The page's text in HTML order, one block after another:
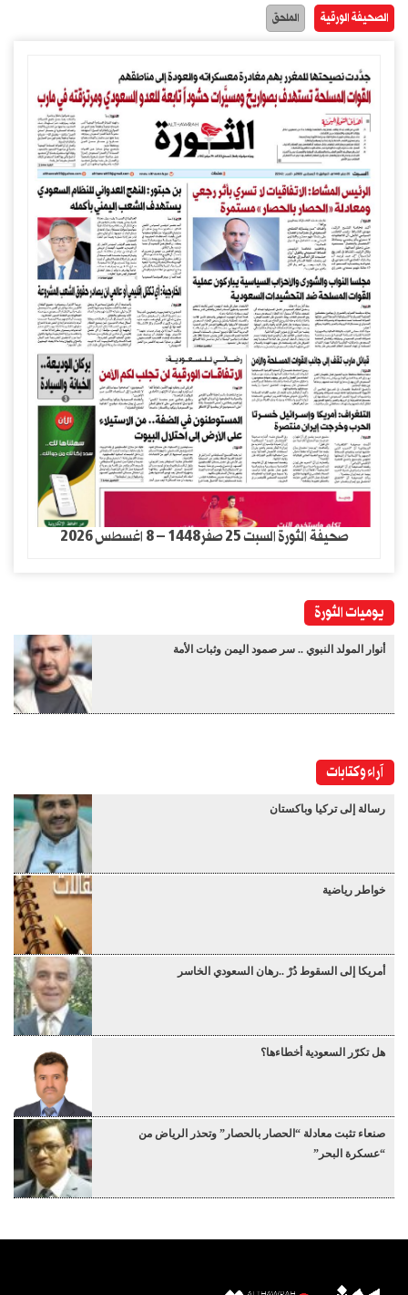
الصحيفة الورقية الملحق
صحيفة الثورة السبت 25 صفر1448 – 8 اغسطس 2026
يوميات الثورة
أنوار المولد النبوي .. سر صمود اليمن وثبات الأمة
آراء وكتابات
رسالة إلى تركيا وباكستان
خواطر رياضية
أمريكا إلى السقوط دُرْ ..رهان السعودي الخاسر
هل تكرّر السعودية أخطاءها؟
صنعاء تثبت معادلة “الحصار بالحصار” وتحذر الرياض من
“عسكرة البحر”